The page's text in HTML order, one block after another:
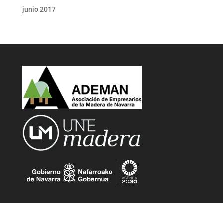
junio 2017